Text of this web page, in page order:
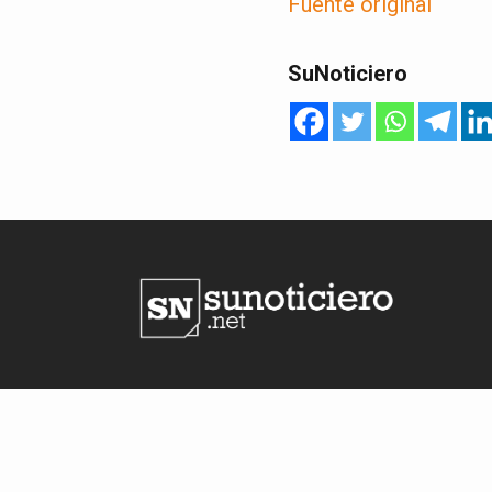
SuNoticiero